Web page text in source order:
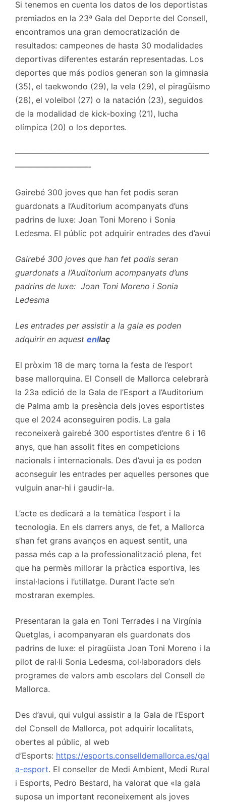
Si tenemos en cuenta los datos de los deportistas
premiados en la 23ª Gala del Deporte del Consell,
encontramos una gran democratización de
resultados: campeones de hasta 30 modalidades
deportivas diferentes estarán representadas. Los
deportes que más podios generan son la gimnasia
(35), el taekwondo (29), la vela (29), el piragüismo
(28), el voleibol (27) o la natación (23), seguidos
de la modalidad de kick-boxing (21), lucha
olímpica (20) o los deportes.
————————————————————————
—————————-
Gairebé 300 joves que han fet podis seran
guardonats a l’Auditorium acompanyats d’uns
padrins de luxe: Joan Toni Moreno i Sonia
Ledesma. El públic pot adquirir entrades des d’avui
Gairebé 300 joves que han fet podis seran
guardonats a l’Auditorium acompanyats d’uns
padrins de luxe: Joan Toni Moreno i Sonia
Ledesma
Les entrades per assistir a la gala es poden
adquirir en aquest enllaç
El pròxim 18 de març torna la festa de l’esport
base mallorquina. El Consell de Mallorca celebrarà
la 23a edició de la Gala de l’Esport a l’Auditorium
de Palma amb la presència dels joves esportistes
que el 2024 aconseguiren podis. La gala
reconeixerà gairebé 300 esportistes d’entre 6 i 16
anys, que han assolit fites en competicions
nacionals i internacionals. Des d’avui ja es poden
aconseguir les entrades per aquelles persones que
vulguin anar-hi i gaudir-la.
L’acte es dedicarà a la temàtica l’esport i la
tecnologia. En els darrers anys, de fet, a Mallorca
s’han fet grans avanços en aquest sentit, una
passa més cap a la professionalització plena, fet
que ha permès millorar la pràctica esportiva, les
instal·lacions i l’utillatge. Durant l’acte se’n
mostraran exemples.
Presentaran la gala en Toni Terrades i na Virgínia
Quetglas, i acompanyaran els guardonats dos
padrins de luxe: el piragüista Joan Toni Moreno i la
pilot de ral·li Sonia Ledesma, col·laboradors dels
programes de valors amb escolars del Consell de
Mallorca.
Des d’avui, qui vulgui assistir a la Gala de l’Esport
del Consell de Mallorca, pot adquirir localitats,
obertes al públic, al web
d’Esports: https://esports.conselldemallorca.es/gal
a-esport. El conseller de Medi Ambient, Medi Rural
i Esports, Pedro Bestard, ha valorat que «la gala
suposa un important reconeixement als joves